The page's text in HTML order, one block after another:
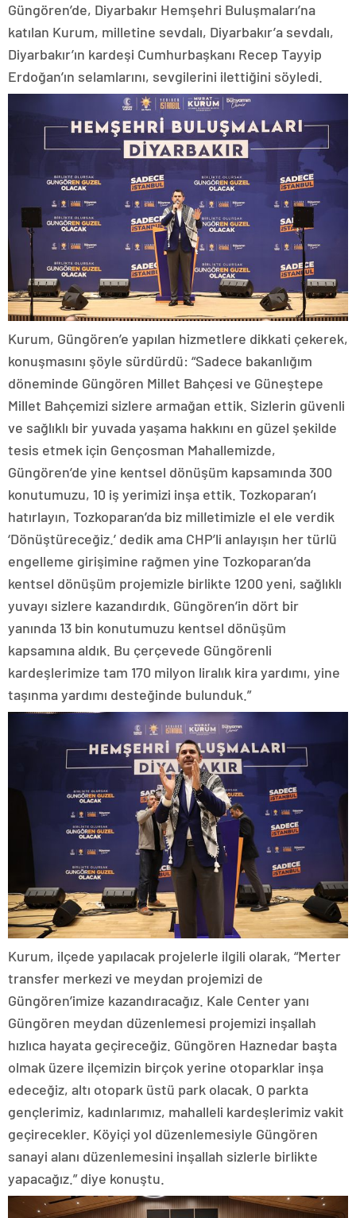
Güngören’de, Diyarbakır Hemşehri Buluşmaları’na
katılan Kurum, milletine sevdalı, Diyarbakır’a sevdalı,
Diyarbakır’ın kardeşi Cumhurbaşkanı Recep Tayyip
Erdoğan’ın selamlarını, sevgilerini ilettiğini söyledi.
Kurum, Güngören’e yapılan hizmetlere dikkati çekerek,
konuşmasını şöyle sürdürdü: “Sadece bakanlığım
döneminde Güngören Millet Bahçesi ve Güneştepe
Millet Bahçemizi sizlere armağan ettik. Sizlerin güvenli
ve sağlıklı bir yuvada yaşama hakkını en güzel şekilde
tesis etmek için Gençosman Mahallemizde,
Güngören’de yine kentsel dönüşüm kapsamında 300
konutumuzu, 10 iş yerimizi inşa ettik. Tozkoparan’ı
hatırlayın, Tozkoparan’da biz milletimizle el ele verdik
‘Dönüştüreceğiz.’ dedik ama CHP’li anlayışın her türlü
engelleme girişimine rağmen yine Tozkoparan’da
kentsel dönüşüm projemizle birlikte 1200 yeni, sağlıklı
yuvayı sizlere kazandırdık. Güngören’in dört bir
yanında 13 bin konutumuzu kentsel dönüşüm
kapsamına aldık. Bu çerçevede Güngörenli
kardeşlerimize tam 170 milyon liralık kira yardımı, yine
taşınma yardımı desteğinde bulunduk.”
Kurum, ilçede yapılacak projelerle ilgili olarak, “Merter
transfer merkezi ve meydan projemizi de
Güngören’imize kazandıracağız. Kale Center yanı
Güngören meydan düzenlemesi projemizi inşallah
hızlıca hayata geçireceğiz. Güngören Haznedar başta
olmak üzere ilçemizin birçok yerine otoparklar inşa
edeceğiz, altı otopark üstü park olacak. O parkta
gençlerimiz, kadınlarımız, mahalleli kardeşlerimiz vakit
geçirecekler. Köyiçi yol düzenlemesiyle Güngören
sanayi alanı düzenlemesini inşallah sizlerle birlikte
yapacağız.” diye konuştu.